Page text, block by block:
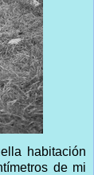
habitación
de mi